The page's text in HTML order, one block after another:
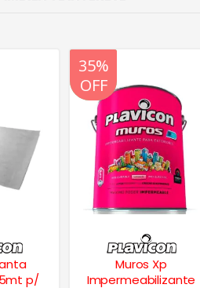
p/
20%
OFF
35%
OFF
Muros Xp
Impermeabilizante